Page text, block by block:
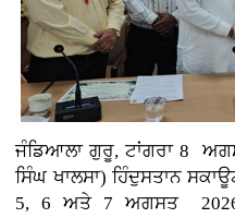
ਜੰਡਿਆਲਾ ਗੁਰੂ, ਟਾਂਗਰਾ 8
ਸਿੰਘ ਖਾਲਸਾ) ਹਿੰਦੁਸਤਾਨ
5, 6 ਅਤੇ 7 ਅਗਸਤ